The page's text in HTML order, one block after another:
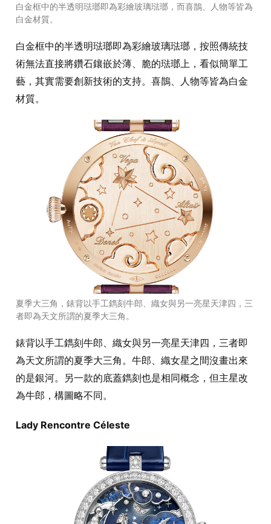
白金框中的半透明琺瑯即為彩繪玻璃琺瑯，而喜鵲、人物等皆為
白金材質。
白金框中的半透明琺瑯即為彩繪玻璃琺瑯，按照傳統技
術無法直接將鑽石鑲嵌於薄、脆的琺瑯上，看似簡單工
藝，其實需要創新技術的支持。喜鵲、人物等皆為白金
材質。
夏季大三角，錶背以手工鐫刻牛郎、織女與另一亮星天津四，三
者即為天文所謂的夏季大三角。
錶背以手工鐫刻牛郎、織女與另一亮星天津四，三者即
為天文所謂的夏季大三角。牛郎、織女星之間沒畫出來
的是銀河。另一款的底蓋鐫刻也是相同概念，但主星改
為牛郎，構圖略不同。
Lady Rencontre Céleste